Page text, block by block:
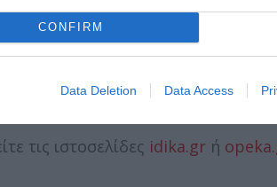
CONFIRM
Data Deletion Data Access
να την ακυρώσετε και να
αυτή δεν θα ληφθεί υπόψη.
τις ιστοσελίδες idika.gr ή